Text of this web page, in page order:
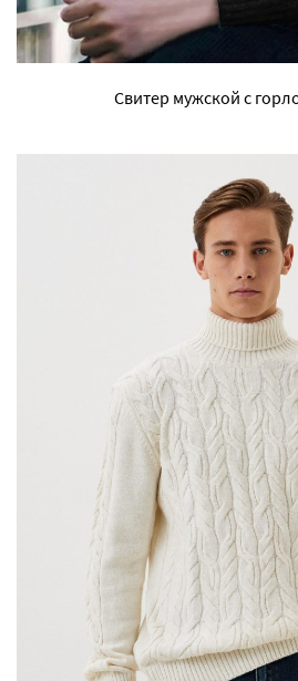
Свитер мужской с